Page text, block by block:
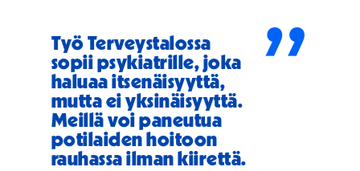
Työ Terveystalossa
sopii psykiatrille, joka
haluaa itsenäisyyttä,
mutta ei yksinäisyyttä.
Meillä voi paneutua
potilaiden hoitoon
rauhassa ilman kiirettä.
”